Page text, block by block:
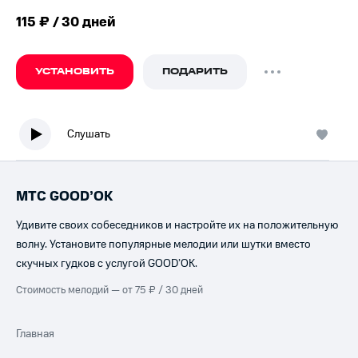
115 ₽ / 30 дней
УСТАНОВИТЬ ПОДАРИТЬ
Слушать
МТС GOOD’OK
Удивите своих собеседников и настройте их на положительную
волну. Установите популярные мелодии или шутки вместо
скучных гудков с услугой GOOD’OK.
Стоимость мелодий — от 75 ₽ / 30 дней
Главная